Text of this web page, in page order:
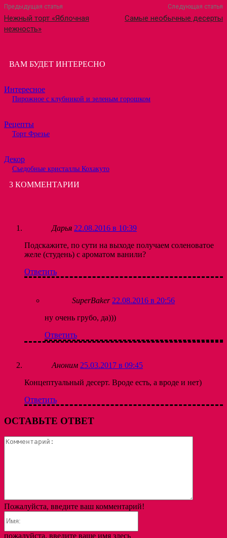
Предыдущая статья
Нежный торт «Яблочная
нежность»
Следующая статья
Самые необычные десерты
ВАМ БУДЕТ ИНТЕРЕСНО
Интересное
Пирожное с клубникой и зеленым горошком
Рецепты
Торт Фрезье
Декор
Съедобные кристаллы Кохакуто
3 КОММЕНТАРИИ
Дарья 22.08.2016 в 10:39
Подскажите, по сути на выходе получаем соленоватое
желе (студень) с ароматом ванили?
Ответить
SuperBaker 22.08.2016 в 20:56
ну очень грубо, да)))
Ответить
Аноним 25.03.2017 в 09:45
Концептуальный десерт. Вроде есть, а вроде и нет)
Ответить
ОСТАВЬТЕ ОТВЕТ
Пожалуйста, введите ваш комментарий!
пожалуйста, введите ваше имя здесь